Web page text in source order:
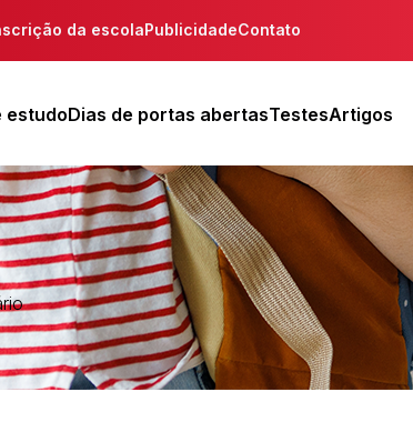
da escolaPublicidadeContato
estudoDias de portas abertasTestesArtigos